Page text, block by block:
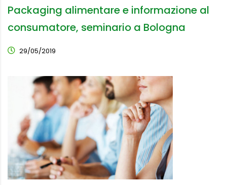
Packaging alimentare e informazione al
consumatore, seminario a Bologna
29/05/2019